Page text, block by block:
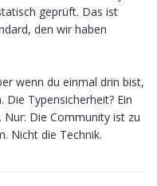
geprüft. Das ist
den wir haben
wenn du einmal drin bist,
Die Typensicherheit? Ein
Die Community ist zu
Nicht die Technik.